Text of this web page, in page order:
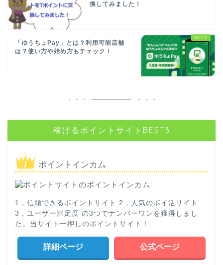
換してみました！
「ゆうちょPay」とは？利用可能店舗
は？使い方や始め方もチェック！
稼げるポイントサイトBEST3
ポイントインカム
1，信頼できるポイントサイト 2，人気のポイ活サイト
3，ユーザー満足度 の3つでナンバーワンを獲得しまし
た。当サイト一押しのポイントサイト！
詳細ページ 公式ページ